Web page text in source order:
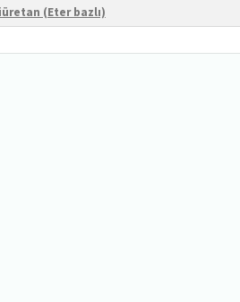
(Eter bazlı)